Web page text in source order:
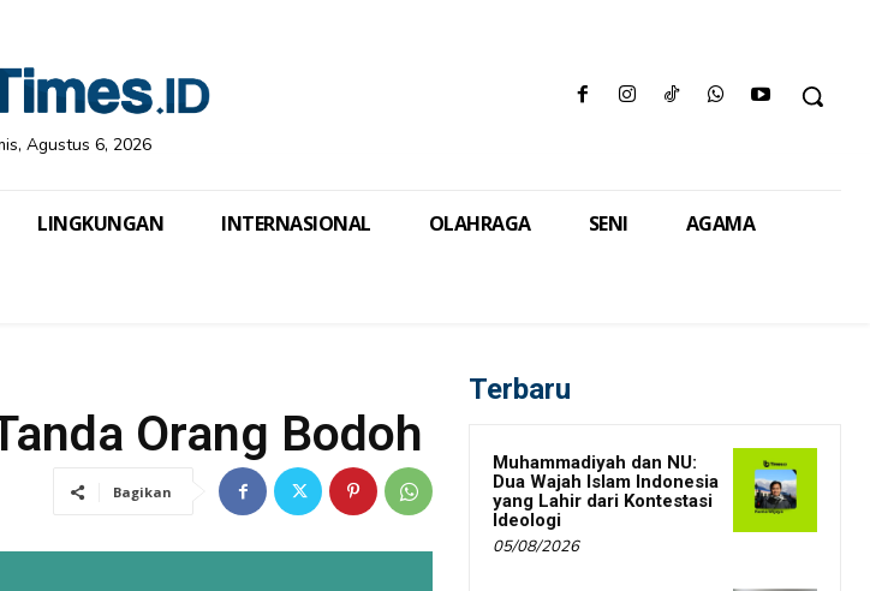
Agustus 6, 2026
LINGKUNGAN INTERNASIONAL OLAHRAGA SENI AGAMA
Orang Bodoh
Bagikan
Terbaru
Muhammadiyah dan NU:
Dua Wajah Islam Indonesia
yang Lahir dari Kontestasi
Ideologi
05/08/2026